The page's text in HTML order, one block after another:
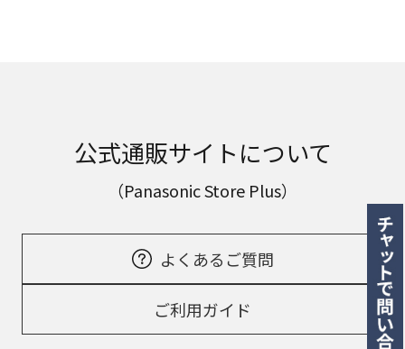
公式通販サイトについて
（Panasonic Store Plus）
よくあるご質問
ご利用ガイド